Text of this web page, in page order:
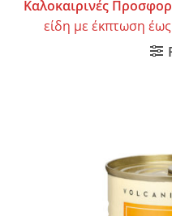
Καλοκαιρινές
είδη με έκπτωση